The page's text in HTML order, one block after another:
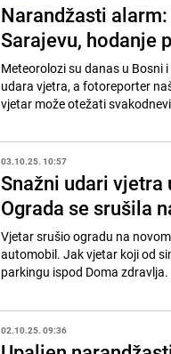
Narandžasti
Sarajevu, hodanje
Meteorolozi su danas u Bosni
udara vjetra, a fotoreporter
vjetar može otežati
03.10.25. 10:57
Snažni udari
Ograda se srušila
Vjetar srušio ogradu na
automobil. Jak vjetar koji od
parkingu ispod Doma
02.10.25. 09:36